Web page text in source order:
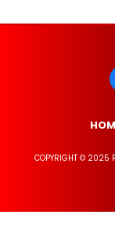
COPYRIGHT © 2025